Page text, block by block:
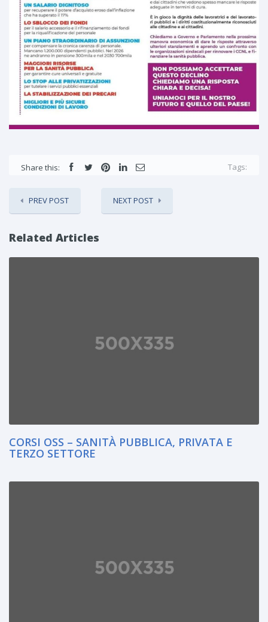
Share this: Tags:
PREV POST NEXT POST
Related Articles
CORSI OSS – SANITÀ PUBBLICA, PRIVATA E
TERZO SETTORE